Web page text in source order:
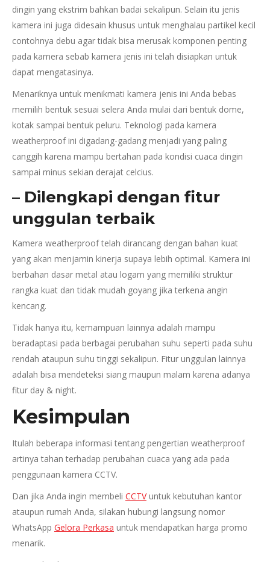
dingin yang ekstrim bahkan badai sekalipun. Selain itu jenis
kamera ini juga didesain khusus untuk menghalau partikel kecil
contohnya debu agar tidak bisa merusak komponen penting
pada kamera sebab kamera jenis ini telah disiapkan untuk
dapat mengatasinya.
Menariknya untuk menikmati kamera jenis ini Anda bebas
memilih bentuk sesuai selera Anda mulai dari bentuk dome,
kotak sampai bentuk peluru. Teknologi pada kamera
weatherproof ini digadang-gadang menjadi yang paling
canggih karena mampu bertahan pada kondisi cuaca dingin
sampai minus sekian derajat celcius.
– Dilengkapi dengan fitur
unggulan terbaik
Kamera weatherproof telah dirancang dengan bahan kuat
yang akan menjamin kinerja supaya lebih optimal. Kamera ini
berbahan dasar metal atau logam yang memiliki struktur
rangka kuat dan tidak mudah goyang jika terkena angin
kencang.
Tidak hanya itu, kemampuan lainnya adalah mampu
beradaptasi pada berbagai perubahan suhu seperti pada suhu
rendah ataupun suhu tinggi sekalipun. Fitur unggulan lainnya
adalah bisa mendeteksi siang maupun malam karena adanya
fitur day & night.
Kesimpulan
Itulah beberapa informasi tentang pengertian weatherproof
artinya tahan terhadap perubahan cuaca yang ada pada
penggunaan kamera CCTV.
Dan jika Anda ingin membeli CCTVuntuk kebutuhan kantor
ataupun rumah Anda, silakan hubungi langsung nomor
WhatsApp Gelora Perkasa untuk mendapatkan harga promo
menarik.